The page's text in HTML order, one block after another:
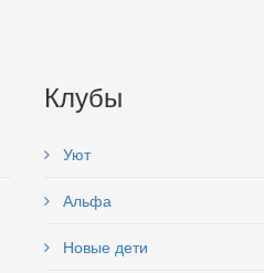
Клубы
Уют
Альфа
Новые дети